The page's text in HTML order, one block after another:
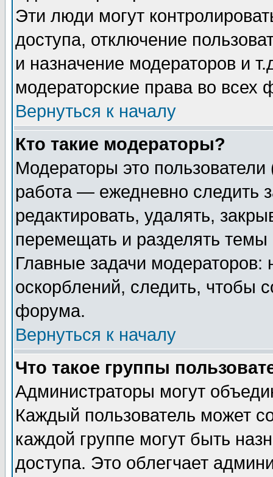
Эти люди могут
доступа, отключение
и назначение модераторов и
модераторские права во всех
Вернуться к началу
Кто такие модераторы?
Модераторы это
работа — ежедневно следить
редактировать, удалять,
перемещать и разделять
Главные задачи
оскорблений, следить, чтобы
форума.
Вернуться к началу
Что такое группы
Администраторы могут
Каждый пользователь может
каждой группе могут быть
доступа. Это облегчает